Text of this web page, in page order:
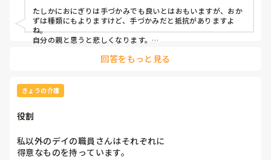
たしかにおにぎりは手づかみでも良いとはおもいますが、おか
ずは種類にもよりますけど、手づかみだと抵抗がありますよ
ね。
自分の親と思うと悲しくなります。
どうなんでしょうか？とろみつけてたりするのを手づかみは抵
回答をもっと見る
きょうの介護
役割
私以外のデイの職員さんはそれぞれに
得意なものを持っています。